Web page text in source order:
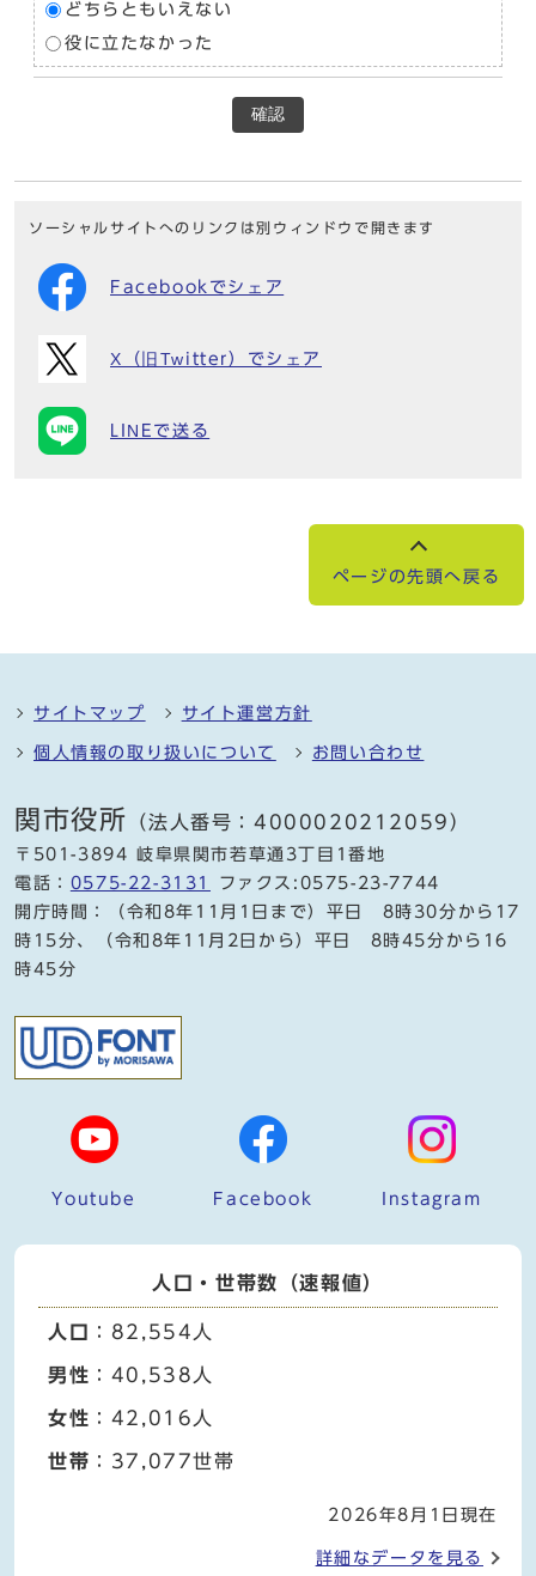
どちらともいえない
役に立たなかった
確認
ソーシャルサイトへのリンクは別ウィンドウで開きます
Facebookでシェア
X（旧Twitter）でシェア
LINEで送る
ページの先頭へ戻る
サイトマップ サイト運営方針
個人情報の取り扱いについて お問い合わせ
関市役所 （法人番号：4000020212059）
〒501-3894 岐阜県関市若草通3丁目1番地
電話： 0575-22-3131
ファクス:0575-23-7744
開庁時間：（令和8年11月1日まで）平日 8時30分から17
時15分、（令和8年11月2日から）平日 8時45分から16
時45分
Youtube Facebook Instagram
人口・世帯数（速報値）
人口 ：82,554人
男性 ：40,538人
女性 ：42,016人
世帯 ：37,077世帯
2026年8月1日現在
詳細なデータを見る